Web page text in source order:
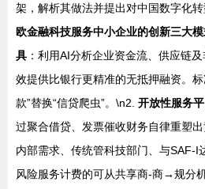
架，解析其做法并提出对中国数字化
欧金融科技服务中小企业的创新三大
具 ：利用AI分析企业资金流、供应链
效提供比银行更精准的无抵押融资。
款”替换“信贷爬虫”。\n2. 开放性服务
过聚合借贷、发票催收财务自律重塑
内部需求、传统管科技部门、与SAF-I
风险服务计费的可从共享商-商→规分